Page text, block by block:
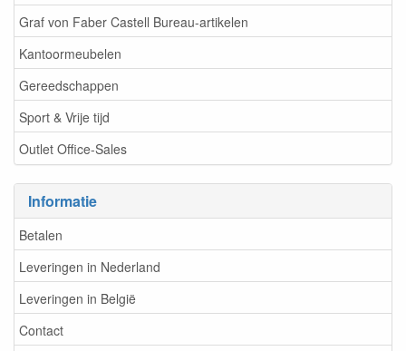
Graf von Faber Castell Bureau-artikelen
Kantoormeubelen
Gereedschappen
Sport & Vrije tijd
Outlet Office-Sales
Informatie
Betalen
Leveringen in Nederland
Leveringen in België
Contact